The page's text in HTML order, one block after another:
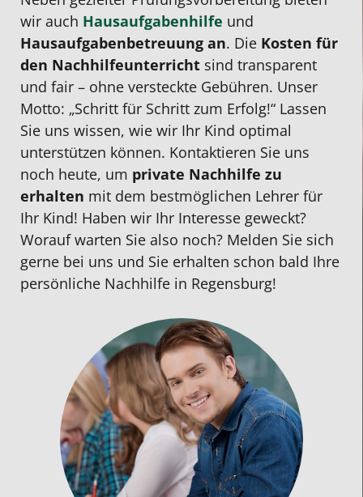
Mein
Sohn
hat
sich
von
einer
4
auf
eine
2
verbessert
und
das
er
hat
wieder
Spaß
an
Mathe
gewonnen!
Er
ich
nur
weiterempfehlen.
Meine
Tochter
hat
sich
in
eineinhalb
Jahren
um
zwei
dabei
immer
positiv.
Wir
danken
Herrn
sehr
für
die
professionelle
wo
wir auch Hausaufgabenhilfe und
Hausaufgabenbetreuung an. Die Kosten für
den Nachhilfeunterricht sind transparent
und fair – ohne versteckte Gebühren. Unser
Motto: „Schritt für Schritt zum Erfolg!“ Lassen
Sie uns wissen, wie wir Ihr Kind optimal
unterstützen können. Kontaktieren Sie uns
noch heute, um private Nachhilfe zu
erhalten mit dem bestmöglichen Lehrer für
Ihr Kind! Haben wir Ihr Interesse geweckt?
Worauf warten Sie also noch? Melden Sie sich
gerne bei uns und Sie erhalten schon bald Ihre
persönliche Nachhilfe in Regensburg!